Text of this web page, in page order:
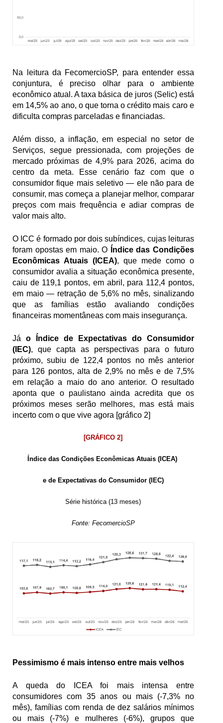
Na leitura da FecomercioSP, para entender essa
conjuntura, é preciso olhar para o ambiente
econômico atual. A taxa básica de juros (Selic) está
em 14,5% ao ano, o que torna o crédito mais caro e
dificulta compras parceladas e financiadas.
Além disso, a inflação, em especial no setor de
Serviços, segue pressionada, com projeções de
mercado próximas de 4,9% para 2026, acima do
centro da meta. Esse cenário faz com que o
consumidor fique mais seletivo — ele não para de
consumir, mas começa a planejar melhor, comparar
preços com mais frequência e adiar compras de
valor mais alto.
O ICC é formado por dois subíndices, cujas leituras
foram opostas em maio. O
Índice das Condições
Econômicas Atuais (ICEA), que mede como o
consumidor avalia a situação econômica presente,
caiu de 119,1 pontos, em abril, para 112,4 pontos,
em maio — retração de 5,6% no mês, sinalizando
que as famílias estão avaliando condições
financeiras momentâneas com mais insegurança.
Já o Índice de Expectativas do Consumidor
(IEC), que capta as perspectivas para o futuro
próximo, subiu de 122,4 pontos no mês anterior
para 126 pontos, alta de 2,9% no mês e de 7,5%
em relação a maio do ano anterior. O resultado
aponta que o paulistano ainda acredita que os
próximos meses serão melhores, mas está mais
incerto com o que vive agora [gráfico 2]
[GRÁFICO 2]
Índice das Condições Econômicas Atuais (ICEA)
e de Expectativas do Consumidor (IEC)
Série histórica (13 meses)
Fonte: FecomercioSP
Pessimismo é mais intenso entre mais velhos
A queda do ICEA foi mais intensa entre
consumidores com 35 anos ou mais (-7,3% no
mês), famílias com renda de dez salários mínimos
ou mais (-7%) e mulheres (-6%), grupos que